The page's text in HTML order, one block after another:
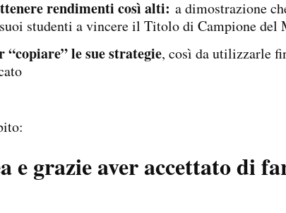
rendimenti così alti: a dimostrazione
studenti a vincere il Titolo di Campione del
“copiare” le sue strategie, così da utilizzarle
e grazie aver accettato di